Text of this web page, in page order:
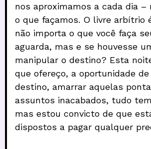
nos aproximamos a cada dia –
o que façamos. O livre arbítrio
não importa o que você faça
aguarda, mas e se houvesse
manipular o destino? Esta
que ofereço, a oportunidade
destino, amarrar aquelas
assuntos inacabados, tudo
mas estou convicto de que
dispostos a pagar qualquer